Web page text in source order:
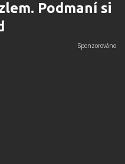
Podmaní si